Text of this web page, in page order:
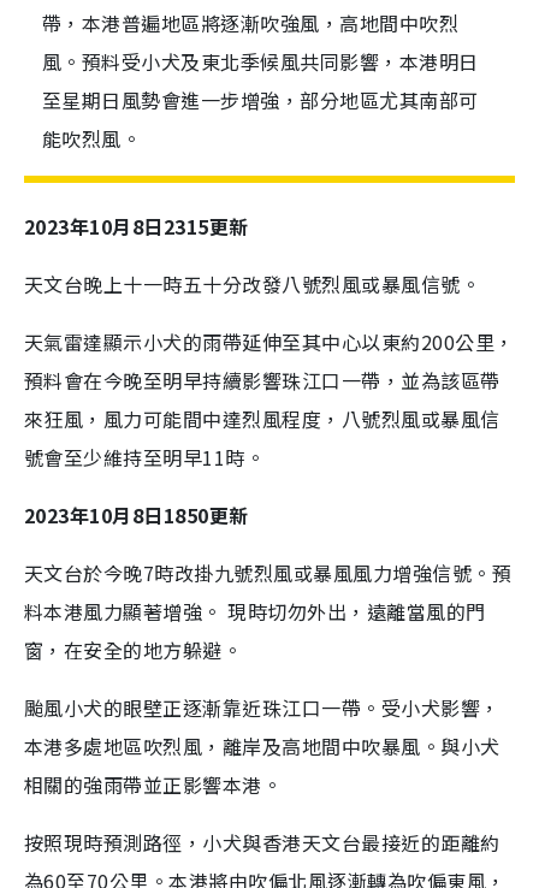
帶，本港普遍地區將逐漸吹強風，高地間中吹烈
風。預料受小犬及東北季候風共同影響，本港明日
至星期日風勢會進一步增強，部分地區尤其南部可
能吹烈風。
2023年10月8日2315更新
天文台晚上十一時五十分改發八號烈風或暴風信號。
天氣雷達顯示小犬的雨帶延伸至其中心以東約200公里，
預料會在今晚至明早持續影響珠江口一帶，並為該區帶
來狂風，風力可能間中達烈風程度，八號烈風或暴風信
號會至少維持至明早11時。
2023年10月8日1850更新
天文台於今晚7時改掛九號烈風或暴風風力增強信號。預
料本港風力顯著增強。 現時切勿外出，遠離當風的門
窗，在安全的地方躲避。
颱風小犬的眼壁正逐漸靠近珠江口一帶。受小犬影響，
本港多處地區吹烈風，離岸及高地間中吹暴風。與小犬
相關的強雨帶並正影響本港。
按照現時預測路徑，小犬與香港天文台最接近的距離約
為60至70公里。本港將由吹偏北風逐漸轉為吹偏東風，